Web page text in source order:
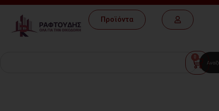
Προϊόντα
0